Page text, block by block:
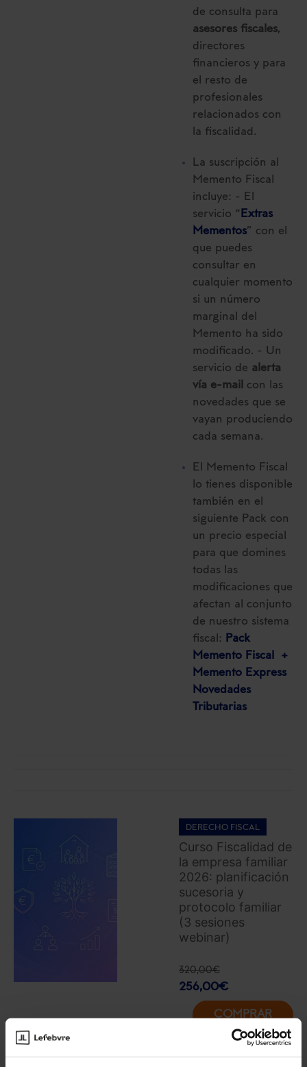
de consulta para
asesores fiscales,
directores
financieros y para
el resto de
profesionales
relacionados con
la fiscalidad.
La suscripción al
Memento Fiscal
incluye: - El
servicio “Extras
Mementos” con el
que puedes
consultar en
cualquier momento
si un número
marginal del
Memento ha sido
modificado. - Un
servicio de alerta
vía e-mail con las
novedades que se
vayan produciendo
cada semana.
El Memento Fiscal
lo tienes disponible
también en el
siguiente Pack con
un precio especial
para que domines
todas las
modificaciones que
afectan al conjunto
de nuestro sistema
fiscal: Pack
Memento Fiscal +
Memento Express
Novedades
Tributarias
DERECHO FISCAL
Curso Fiscalidad de
la empresa familiar
2026: planificación
sucesoria y
protocolo familiar
(3 sesiones
webinar)
320,00€
256,00€
COMPRAR